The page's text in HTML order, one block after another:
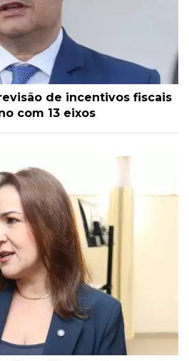
de incentivos fiscais
com 13 eixos